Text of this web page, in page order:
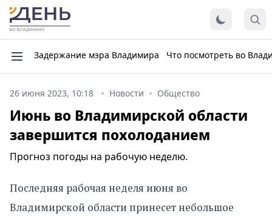
Задержание мэра Владимира Что посмотреть во
26 июня 2023, 10:18 Новости Общество
Июнь во Владимирской области
завершится похолоданием
Прогноз погоды на рабочую неделю.
Последняя рабочая неделя июня во
Владимирской области принесет небольшое